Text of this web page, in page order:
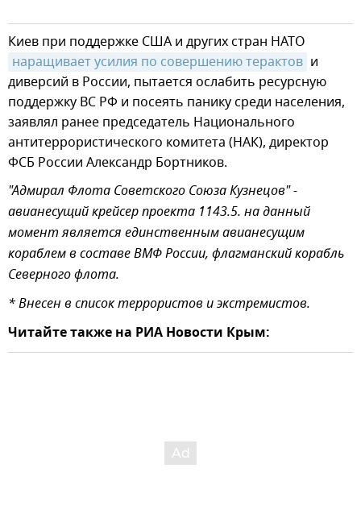
Киев при поддержке США и других стран НАТО
наращивает усилия по совершению терактов и
диверсий в России, пытается ослабить ресурсную
поддержку ВС РФ и посеять панику среди населения,
заявлял ранее председатель Национального
антитеррористического комитета (НАК), директор
ФСБ России Александр Бортников.
"Адмирал Флота Советского Союза Кузнецов" -
авианесущий крейсер проекта 1143.5. на данный
момент является единственным авианесущим
кораблем в составе ВМФ России, флагманский корабль
Северного флота.
* Внесен в список террористов и экстремистов.
Читайте также на РИА Новости Крым: